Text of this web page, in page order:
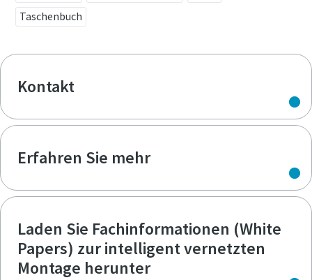
Taschenbuch
Kontakt
Erfahren Sie mehr
Laden Sie Fachinformationen (White
Papers) zur intelligent vernetzten
Montage herunter